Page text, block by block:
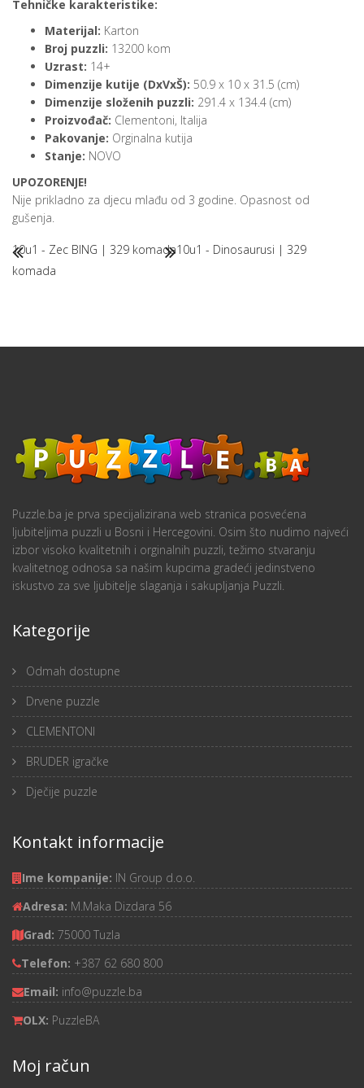
Tehničke karakteristike:
Materijal: Karton
Broj puzzli: 13200 kom
Uzrast: 14+
Dimenzije kutije (DxVxŠ): 50.9 x 10 x 31.5 (cm)
Dimenzije složenih puzzli: 291.4 x 134.4 (cm)
Proizvođač: Clementoni, Italija
Pakovanje: Orginalna kutija
Stanje: NOVO
UPOZORENJE!
Nije prikladno za djecu mlađu od 3 godine. Opasnost od
gušenja.
10u1 - Zec BING | 329 komada10u1 - Dinosaurusi | 329
komada
Puzzle.ba je prva specijalizirana web stranica posvećena
ljubiteljima puzzli u Bosni i Hercegovini. Osim što nudimo najveći
izbor visoko kvalitetnih i orginalnih puzzli, težimo stvaranju
kvalitetnog odnosa sa našim kupcima gradeći jedinstveno
iskustvo za sve ljubitelje slaganja i sakupljanja Puzzli.
Kategorije
Odmah dostupne
Drvene puzzle
CLEMENTONI
BRUDER igračke
Dječije puzzle
Kontakt informacije
Ime kompanije: IN Group d.o.o.
Adresa: M.Maka Dizdara 56
Grad: 75000 Tuzla
Telefon: +387 62 680 800
Email: info@puzzle.ba
OLX: PuzzleBA
Moj račun